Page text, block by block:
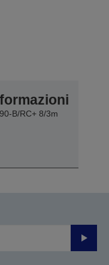
B/RC+ 8/3m
Invia